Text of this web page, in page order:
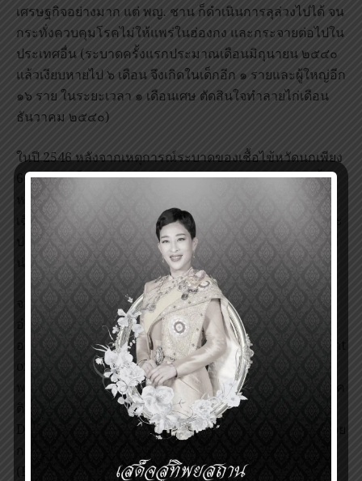
เศรษฐกิจอย่างมาก แต่ พญ. ชาน ก็ดำเนินการลุล่วงไปได้ จน
กระทั่งควบคุมโรคไม่ให้แพร่ในฮ่องกง และกระจายต่อไปใน
ประเทศอื่น (ระบาดครั้งแรกประมาณเดือนมิถุนายน ๒๕๔๐
แล้วเงียบหายไป ๖ เดือน จึงเกิดในเด็กอีก ๑ รายและผู้ใหญ่อีก
๑๖ ราย ในระยะเวลา ๑ เดือนเศษ ตัดสินใจทำลายไก่เดือน
ธันวาคม ๒๕๔๐)
ในปี 2546 หลังจากเหตุการณ์ระบาดของเชื้อไข้หวัดนกเพียง
6 ปี ฮ่องกงก็ต้องเผชิญกับภาวะโรคระบาดร้ายแรงอีกครั้ง
หนึ่ง โดยครั้งนี้เป็นการระบาดของโรคทางเดินหายใจ
เฉียบพลันรุนแรง (SARS) พญ. ชาน ได้ใช้ความสามารถและ
ประสบการณ์ในการควบคุมโรคดังกล่าวจนประสบผลเป็นที่
น่าพอใจ
จากผลงานดังกล่าว พญ. ชาน ได้รับการเสนอชื่อเป็น ผู้
อำนวยการหน่วยงานปกป้องสิ่งแวดล้อมของมนุษย์ ของ
องค์การอนามัยโลก (WHOs Director of the Department
of Protection of the Human Environment) ในปี 2548
พญ.ชานได้รับแต่งตั้งเป็น ผู้อำนวยการหน่วยงานควบคุมโรค
ติดต่อ องค์การอนามัยโลก (Director, Communicable
Diseases Surveillance and Response) และผู้แทนผู้อำนวย
(Representative of the Director-General for